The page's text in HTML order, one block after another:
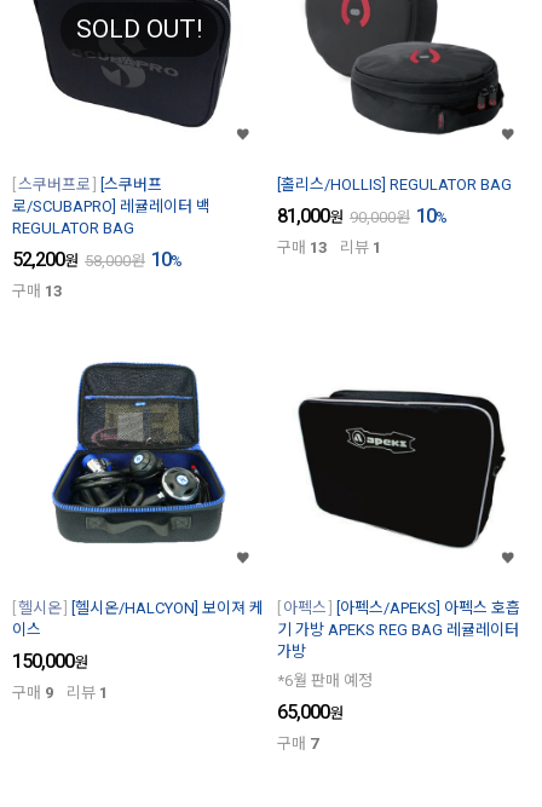
SOLD OUT!
스쿠버프로
[스쿠버프
로/SCUBAPRO] 레귤레이터 백
REGULATOR BAG
52,200원 58,000원 10%
구매 13
[홀리스/HOLLIS] REGULATOR BAG
81,000원 90,000원 10%
구매 13 리뷰 1
헬시온
[헬시온/HALCYON] 보이져 케
이스
150,000원
구매 9 리뷰 1
아펙스
[아펙스/APEKS] 아펙스 호흡
기 가방 APEKS REG BAG 레귤레이터
가방
*6월 판매 예정
65,000원
구매 7